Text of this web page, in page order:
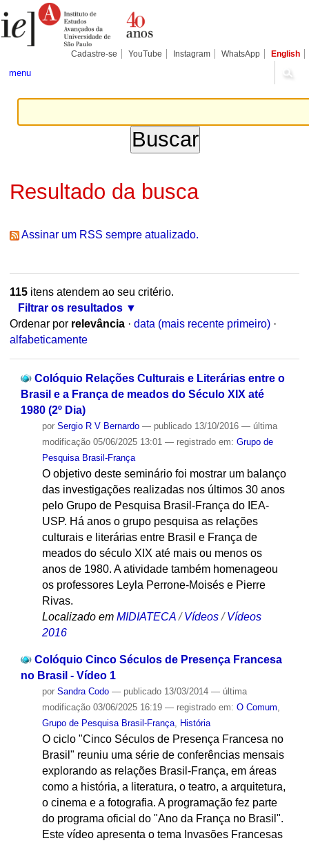
para
conteúdo.
Pessoais
Cadastre-se YouTube Instagram WhatsApp English
menu
Resultado da busca
Assinar um RSS sempre atualizado.
115itens atendem ao seu critério.
Filtrar os resultados
Ordenar por relevância · data (mais recente primeiro) ·
alfabeticamente
Colóquio Relações Culturais e Literárias entre o
Brasil e a França de meados do Século XIX até
1980 (2º Dia)
por Sergio R V Bernardo — publicado13/10/2016 — última
modificação05/06/2025 13:01 — registrado em: Grupo de
Pesquisa Brasil-França
O objetivo deste seminário foi mostrar um balanço
das investigações realizadas nos últimos 30 anos
pelo Grupo de Pesquisa Brasil-França do IEA-
USP. Há anos o grupo pesquisa as relações
culturais e literárias entre Brasil e França de
meados do século XIX até mais ou menos os
anos de 1980. A atividade também homenageou
os professores Leyla Perrone-Moisés e Pierre
Rivas.
Localizado em MIDIATECA /Vídeos /Vídeos
2016
Colóquio Cinco Séculos de Presença Francesa
no Brasil - Vídeo 1
por Sandra Codo — publicado13/03/2014 — última
modificação03/06/2025 16:19 — registrado em: O Comum
Grupo de Pesquisa Brasil-França, História
O ciclo "Cinco Séculos de Presença Francesa no
Brasil" reuniu uma série de conferências mensais
explorando as relações Brasil-França, em áreas
como a história, a literatura, o teatro, a arquitetura,
o cinema e a fotografia. A programação fez parte
do programa oficial do "Ano da França no Brasil".
Este vídeo apresenta o tema Invasões Francesas